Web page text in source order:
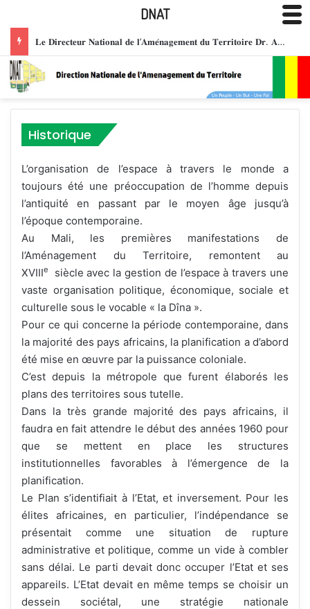
𝐋𝐞 𝐃𝐢𝐫𝐞𝐜𝐭𝐞𝐮𝐫 𝐍𝐚𝐭𝐢𝐨𝐧𝐚𝐥 𝐝𝐞 𝐥’𝐀𝐦𝐞́𝐧𝐚𝐠𝐞𝐦𝐞𝐧𝐭 𝐝𝐮 𝐓𝐞𝐫𝐫𝐢𝐭𝐨𝐢𝐫𝐞 𝐃𝐫. 𝐀𝐛𝐝𝐨𝐮𝐥𝐚𝐲𝐞 𝐒𝐀𝐍𝐎𝐆𝐎 𝐡𝐨𝐧𝐨𝐫𝐞́ 𝐝𝐞 𝐥𝐚 𝐌𝐞́𝐝𝐚𝐢𝐥𝐥𝐞 𝐝𝐞 𝐂𝐡𝐞𝐯𝐚𝐥𝐢𝐞𝐫 𝐝𝐞 𝐥’𝐎𝐫𝐝𝐫𝐞 𝐍𝐚𝐭𝐢𝐨𝐧𝐚𝐥 𝐝𝐮 𝐌𝐚𝐥𝐢, 𝐩𝐨𝐮𝐫 𝐬𝐞𝐫𝐯𝐢𝐜𝐞𝐬 𝐫𝐞𝐧𝐝𝐮𝐬 𝐚̀ 𝐥𝐚 𝐧𝐚𝐭𝐢𝐨𝐧.
Historique
L’organisation de l’espace à travers le monde a
toujours été une préoccupation de l’homme depuis
l’antiquité en passant par le moyen âge jusqu’à
l’époque contemporaine.
Au Mali, les premières manifestations de
l’Aménagement du Territoire, remontent au
XVIIIe
siècle avec la gestion de l’espace à travers une
vaste organisation politique, économique, sociale et
culturelle sous le vocable « la Dîna ».
Pour ce qui concerne la période contemporaine, dans
la majorité des pays africains, la planification a d’abord
été mise en œuvre par la puissance coloniale.
C’est depuis la métropole que furent élaborés les
plans des territoires sous tutelle.
Dans la très grande majorité des pays africains, il
faudra en fait attendre le début des années 1960 pour
que se mettent en place les structures
institutionnelles favorables à l’émergence de la
planification.
Le Plan s’identifiait à l’Etat, et inversement. Pour les
élites africaines, en particulier, l’indépendance se
présentait comme une situation de rupture
administrative et politique, comme un vide à combler
sans délai. Le parti devait donc occuper l’Etat et ses
appareils. L’Etat devait en même temps se choisir un
dessein sociétal, une stratégie nationale
DNAT